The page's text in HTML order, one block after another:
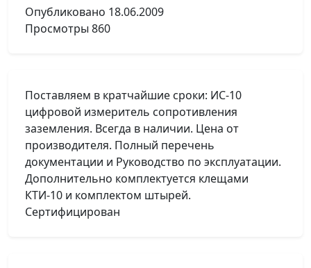
Опубликовано 18.06.2009
Просмотры 860
Поставляем в кратчайшие сроки: ИС-10
цифровой измеритель сопротивления
заземления. Всегда в наличии. Цена от
производителя. Полный перечень
документации и Руководство по эксплуатации.
Дополнительно комплектуется клещами
КТИ-10 и комплектом штырей.
Сертифицирован